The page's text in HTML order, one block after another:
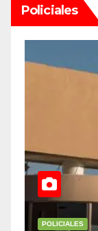
Policiales
POLICIALES